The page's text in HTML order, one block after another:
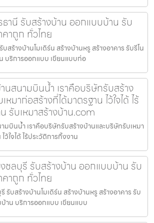
านี รับสร้างบ้าน ออกแบบบ้าน รับ
คาถูก ทั่วไทย
สร้างบ้านโมเดิร์น สร้างบ้านหรู สร้างอาคาร รับรีโน
บริการออกแบบ เขียนแบบก่อ
นสนามบินน้ำ เราคือบริษัทรับสร้าง
มาก่อสร้างที่ได้มาตรฐาน ไว้ใจได้ ไร้
รับเหมาสร้างบ้าน.com
มบินน้ำ เราคือบริษัทรับสร้างบ้านและบริษัทรับเหมา
ว้ใจได้ ไร้ประวัติการทิ้งงาน
ชลบุรี รับสร้างบ้าน ออกแบบบ้าน รับ
คาถูก ทั่วไทย
รับสร้างบ้านโมเดิร์น สร้างบ้านหรู สร้างอาคาร รับ
าน บริการออกแบบ เขียนแบบ